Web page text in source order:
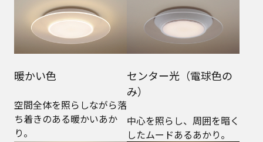
暖かい色
空間全体を照らしながら落
ち着きのある暖かいあか
り。
センター光（電球色の
み）
中心を照らし、周囲を暗く
したムードあるあかり。